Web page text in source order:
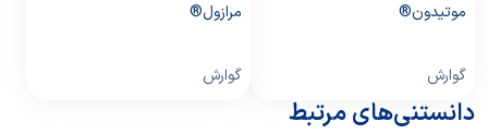
موتیدون®
گوارش
مرازول®
گوارش
دانستنی‌های مرتبط